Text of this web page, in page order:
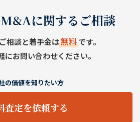
に関するご相談
相談と着手金は無料です。
にお問い合わせください。
の価値を知りたい方
査定を依頼する